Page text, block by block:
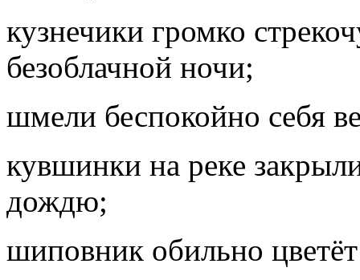
кузнечики громко
безоблачной ночи;
шмели беспокойно себя
кувшинки на реке
дождю;
шиповник обильно